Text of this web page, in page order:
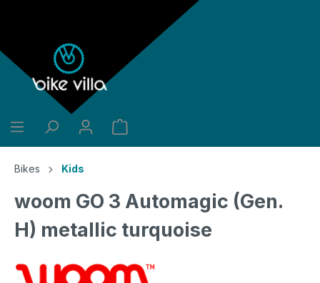
Bikes Kids
woom GO 3 Automagic (Gen.
H) metallic turquoise